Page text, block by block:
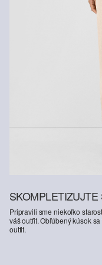
SKOMPLETIZUJTE
Pripravili sme niekoľko
váš outfit. Obľúbený kúsok
outfit.